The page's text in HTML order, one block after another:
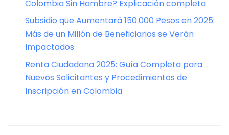
Colombia Sin Hambre? Explicación completa
Subsidio que Aumentará 150.000 Pesos en 2025:
Más de un Millón de Beneficiarios se Verán
Impactados
Renta Ciudadana 2025: Guía Completa para
Nuevos Solicitantes y Procedimientos de
Inscripción en Colombia